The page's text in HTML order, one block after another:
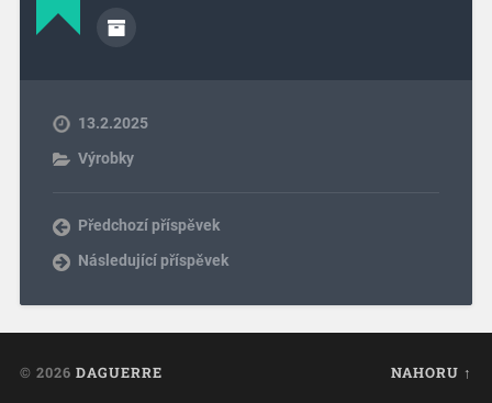
13.2.2025
Výrobky
Předchozí příspěvek
Následující příspěvek
© 2026 DAGUERRE NAHORU ↑